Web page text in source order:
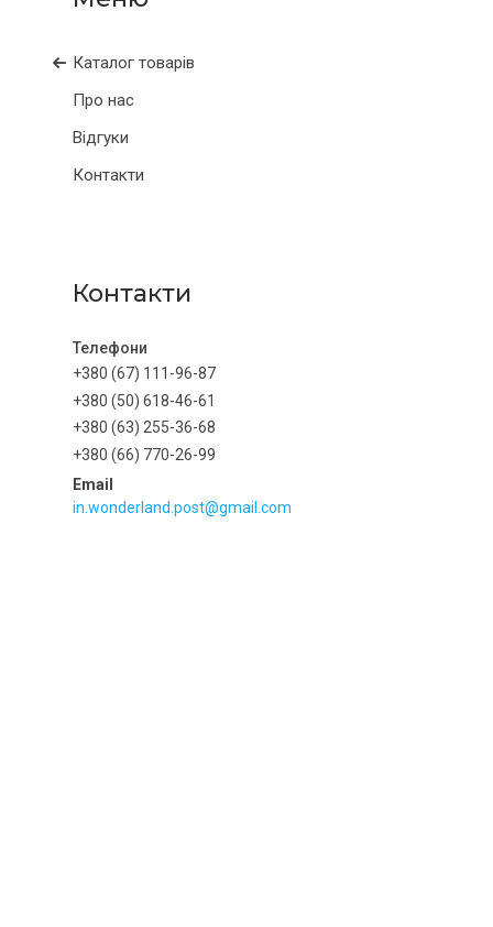
Каталог товарів
Про нас
Відгуки
Контакти
Контакти
+380 (67) 111-96-87
+380 (50) 618-46-61
+380 (63) 255-36-68
+380 (66) 770-26-99
in.wonderland.post@gmail.com